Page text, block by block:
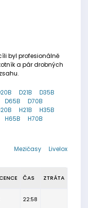
byl profesionálně
a pár drobných
D21B
D35B
D65B
D70B
H21B
H35B
H65B
H70B
Livelox
Mezičasy
ČAS ZTRÁTA
22:58